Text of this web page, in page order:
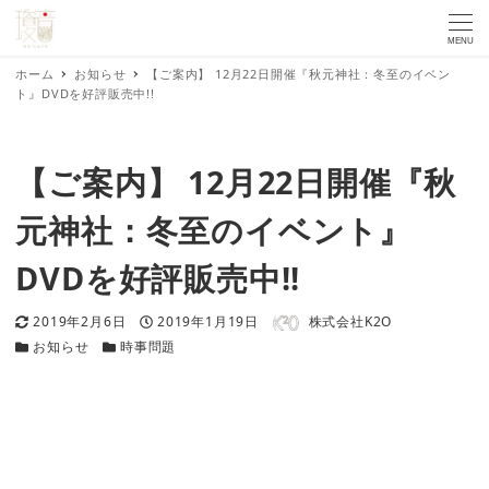
MENU
ホーム お知らせ
【ご案内】 12月22日開催『秋元神社：冬至のイベン
ト』DVDを好評販売中!!
【ご案内】 12月22日開催『秋
元神社：冬至のイベント』
DVDを好評販売中!!
更新日
2019年2月6日 投稿日
2019年1月19日 著者 株式会社K2O
カテゴリー
お知らせ カテゴリー
時事問題